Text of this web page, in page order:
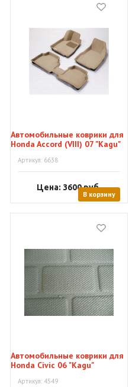
Автомобильные коврики для
Honda Accord (VIII) 07 "Kagu"
Артикул: 6638
Цена: 3600руб.
В корзину
Автомобильные коврики для
Honda Civic 06 "Kagu"
Артикул: 4549